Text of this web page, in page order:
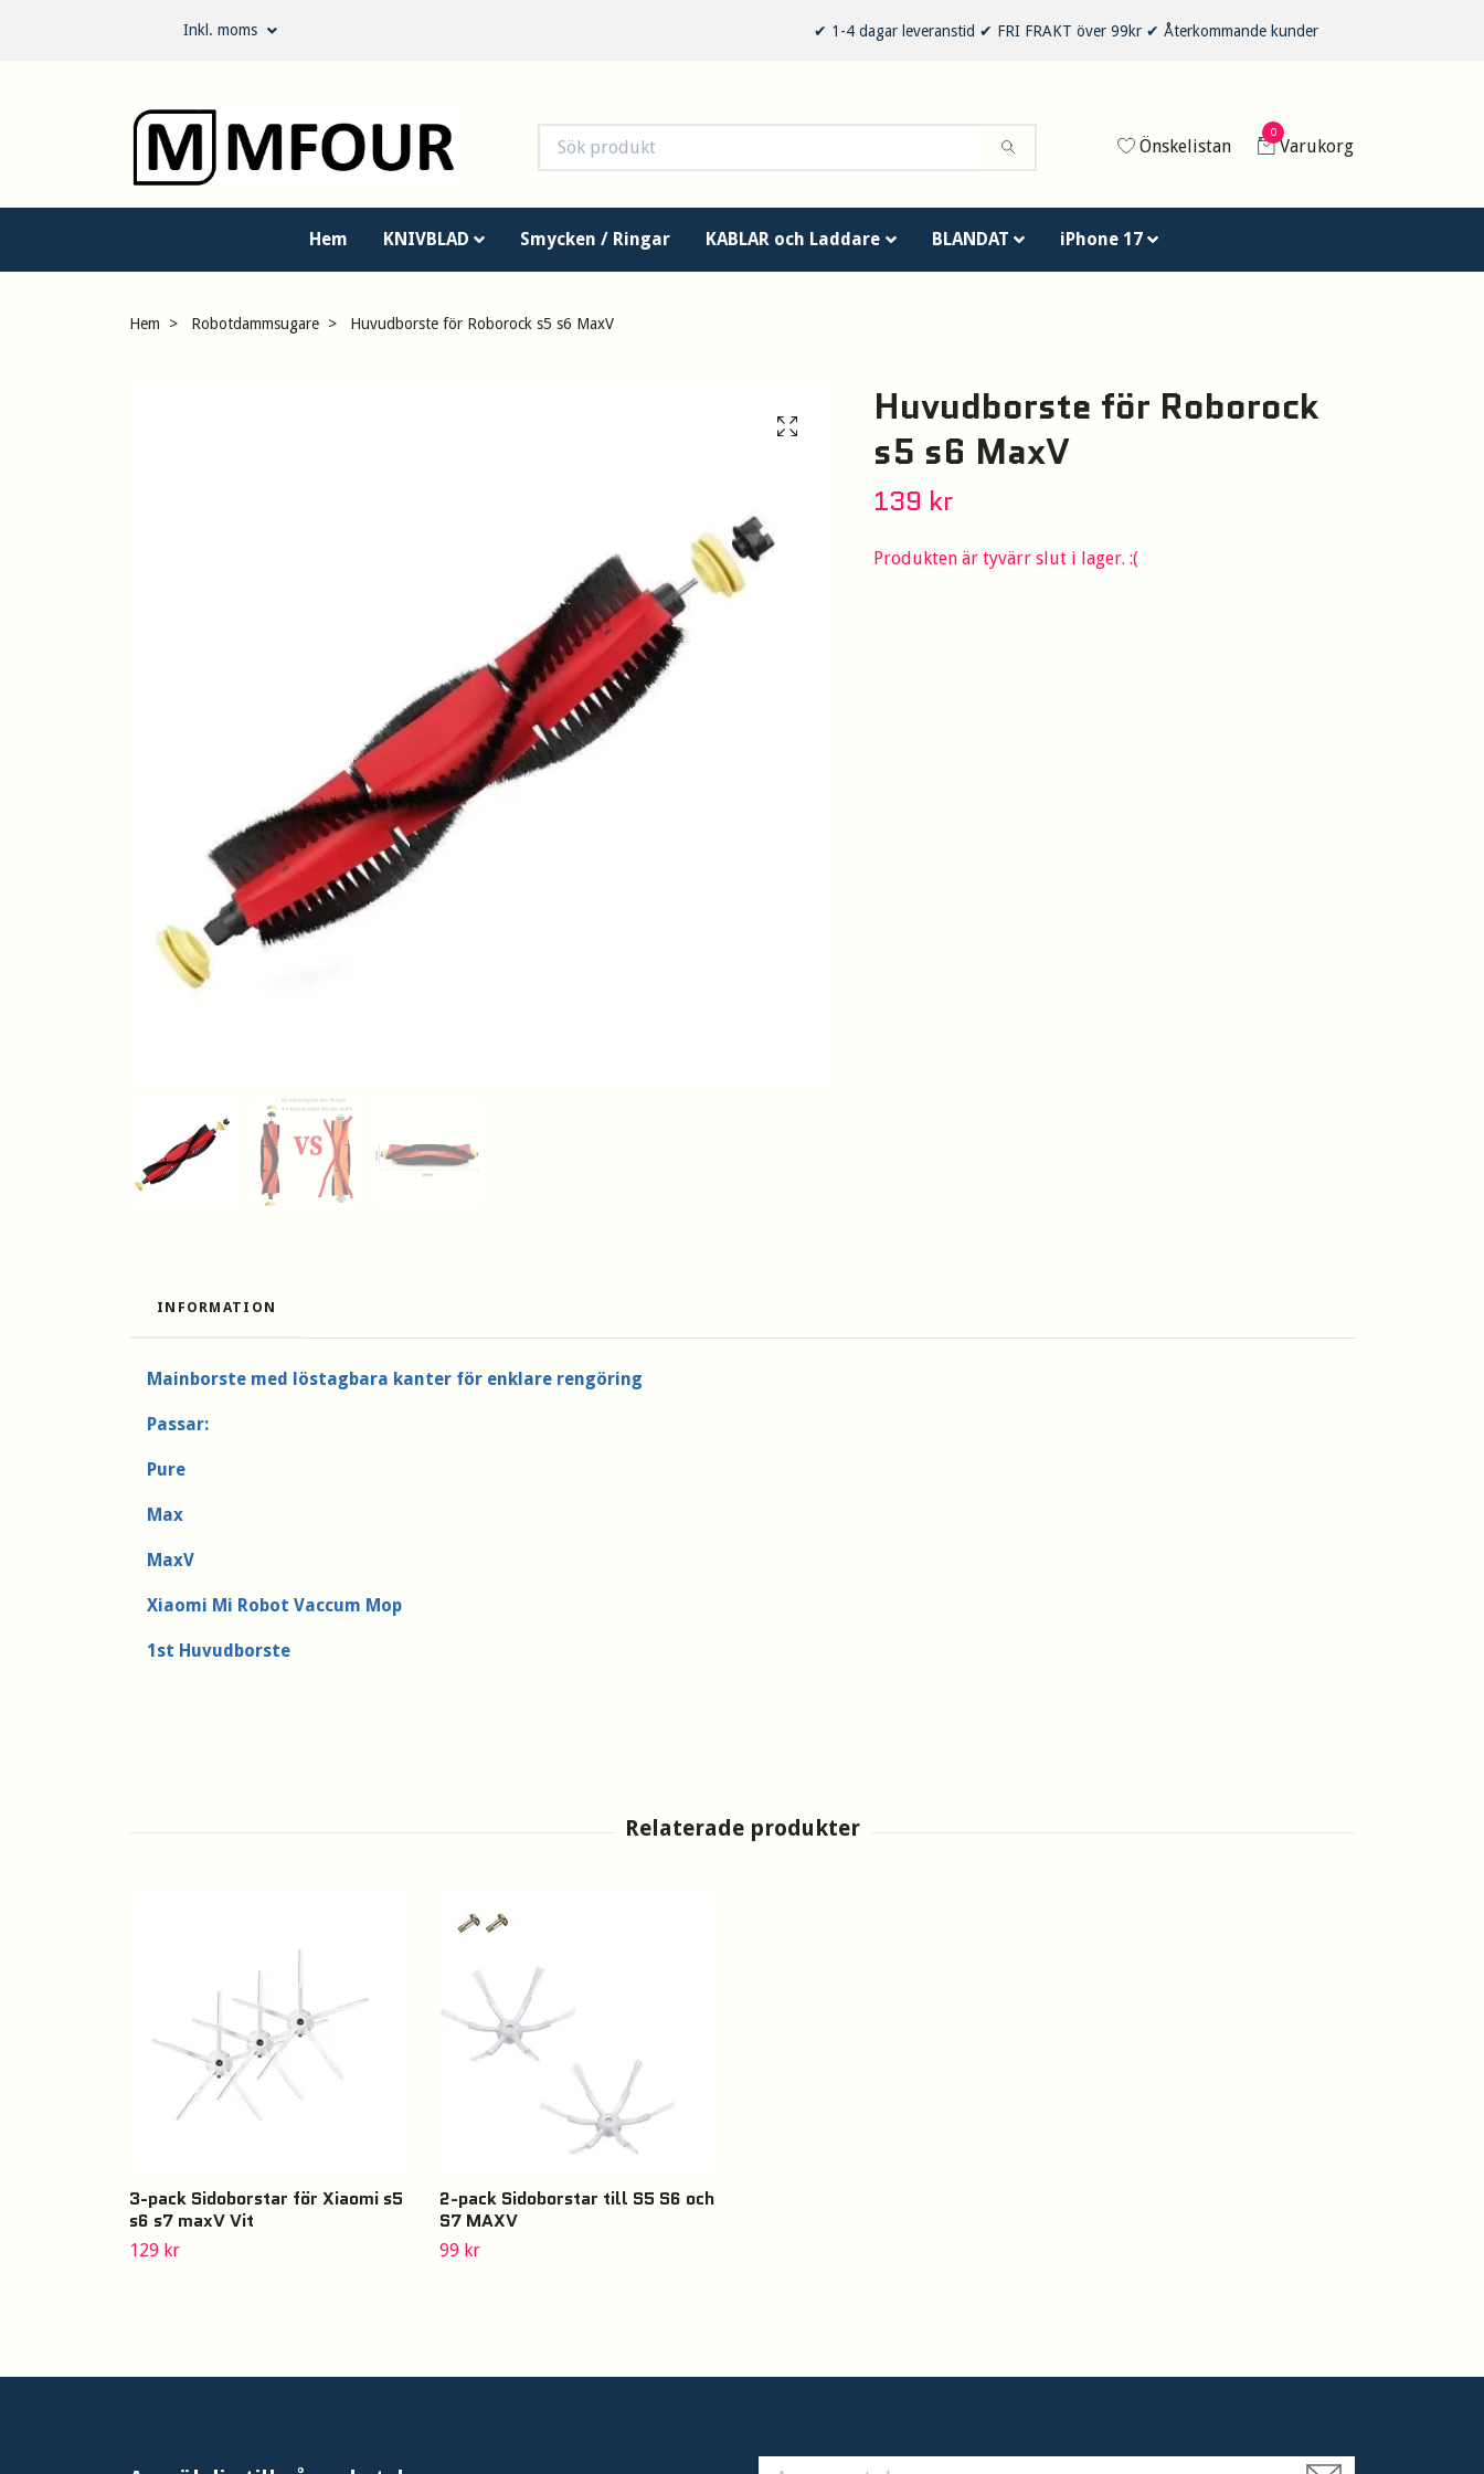
Inkl. moms ✔ 1-4 dagar leveranstid ✔ FRI FRAKT över 99kr ✔ Återkommande kunder
Önskelistan
0
Varukorg
Hem KNIVBLAD Smycken / Ringar KABLAR och Laddare BLANDAT iPhone 17
Hem Robotdammsugare Huvudborste för Roborock s5 s6 MaxV
Huvudborste för Roborock
s5 s6 MaxV
139 kr
Produkten är tyvärr slut i lager. :(
INFORMATION
Mainborste med löstagbara kanter för enklare rengöring
Passar:
Pure
Max
MaxV
Xiaomi Mi Robot Vaccum Mop
1st Huvudborste
3-pack Sidoborstar för Xiaomi s5
s6 s7 maxV Vit
129 kr
2-pack Sidoborstar till S5 S6 och
S7 MAXV
99 kr